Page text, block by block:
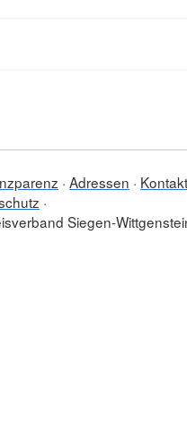
Adressen
Kontakt
Siegen-